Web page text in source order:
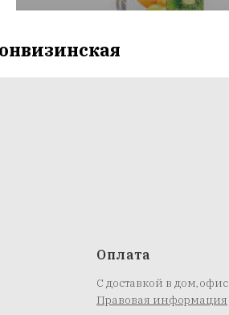
Оплата
С доставкой в дом,офис
Правовая информация